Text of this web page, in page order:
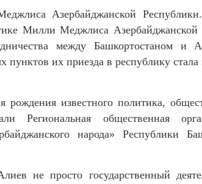
Азербайджанской
Милли Меджлиса Азербайджанской
между Башкортостаном и
их приезда в республику стала
известного политика,
Региональная общественная
народа» Республики
не просто государственный